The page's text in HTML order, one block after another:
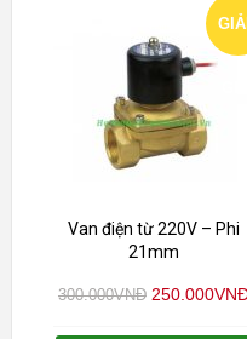
Van điện từ 220V – Phi
21mm
300.000VNĐ 250.000